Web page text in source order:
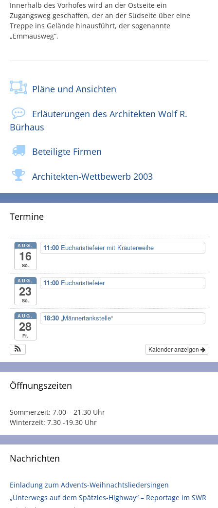
Innerhalb des Vorhofes wird an der Ostseite ein
Zugangsweg geschaffen, der an der Südseite über eine
Treppe ins Gelände hinausführt, der sogenannte
„Emmausweg“.
Pläne und Ansichten
Erläuterungen des Architekten Wolf R.
Bürhaus
Beteiligte Firmen
Architekten-Wettbewerb 2003
Termine
AUG.
16
So.
11:00 Eucharistiefeier mit Kräuterweihe
AUG.
23
So.
11:00 Eucharistiefeier
AUG.
28
Fr.
18:30 „Männertankstelle“
Kalender anzeigen
Öffnungszeiten
Sommerzeit: 7.00 – 21.30 Uhr
Winterzeit: 7.30 -19.30 Uhr
Nachrichten
Einladung zum Advents-Weihnachtsliedersingen
„Unterwegs auf dem Spätzles-Highway“ – Reportage im SWR